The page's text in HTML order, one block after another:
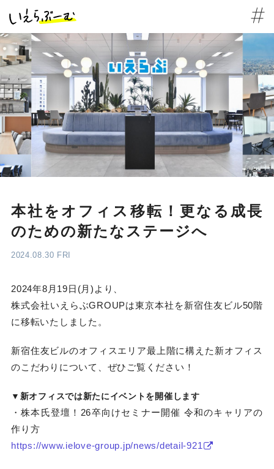
本社をオフィス移転！更なる成長
のための新たなステージへ
2024.08.30 FRI
2024年8月19日(月)より、
株式会社いえらぶGROUPは東京本社を新宿住友ビル50階
に移転いたしました。
新宿住友ビルのオフィスエリア最上階に構えた新オフィス
のこだわりについて、ぜひご覧ください！
▼新オフィスでは新たにイベントを開催します
・株本氏登壇！26卒向けセミナー開催 令和のキャリアの
作り方
https://www.ielove-group.jp/news/detail-921